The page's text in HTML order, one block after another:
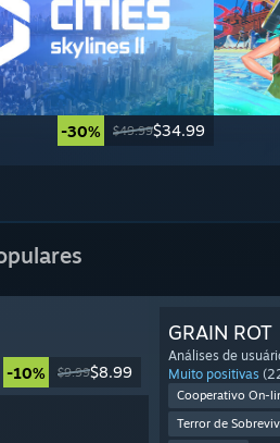
-30% $49.99$34.99
-10% $9.99$8.99
GRAIN ROT
Análises de
Muito positivas
Cooperativo On-
Terror de